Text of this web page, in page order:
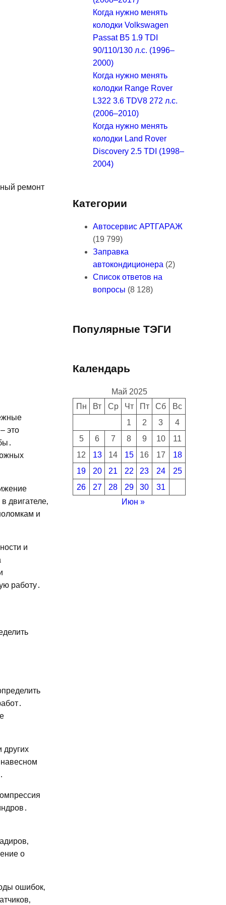
ремонт
это
двигателе‚
и
и
работу․
других
о
ошибок‚
Когда нужно менять
колодки Volkswagen
Passat B5 1.9 TDI
90/110/130 л.с. (1996–
2000)
Когда нужно менять
колодки Range Rover
L322 3.6 TDV8 272 л.с.
(2006–2010)
Когда нужно менять
колодки Land Rover
Discovery 2.5 TDI (1998–
2004)
Категории
Автосервис АРТГАРАЖ
(19 799)
Заправка
автокондиционера (2)
Список ответов на
вопросы (8 128)
Популярные ТЭГИ
Календарь
Май 2025
Пн
Вт Ср Чт Пт Сб
Вс
1
2 3
4
5
6 7 8 9 10
11
12
13 14 15 16 17
18
19
20 21 22 23 24
25
26
27 28 29 30
31
Июн »